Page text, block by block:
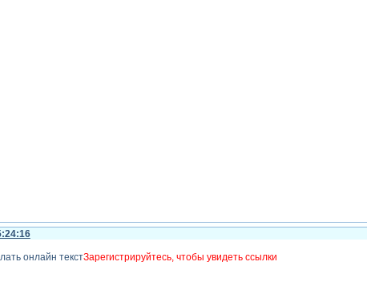
онлайн текстЗарегистрируйтесь, чтобы увидеть ссылки